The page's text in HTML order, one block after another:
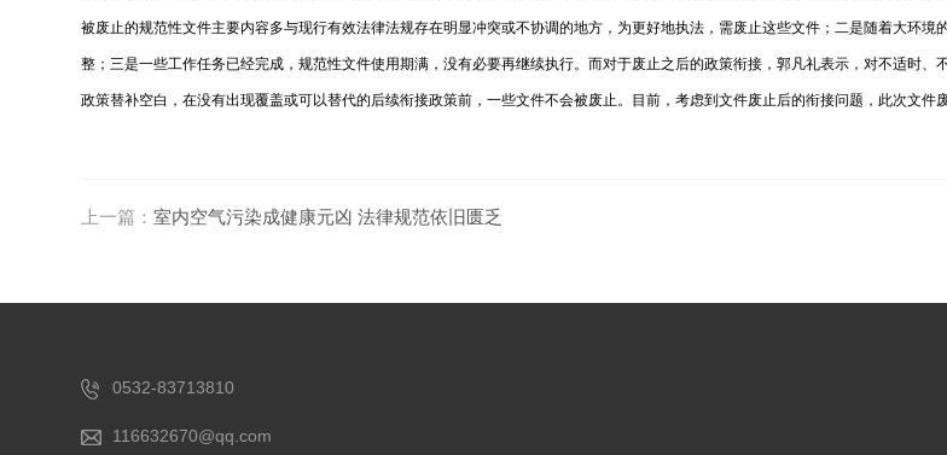
被废止的规范性文件主要内容多与现行有效法律法规存在明显冲突或不协调的地方，为更好地执法，需废止这些文件；二是随着大环
整；三是一些工作任务已经完成，规范性文件使用期满，没有必要再继续执行。而对于废止之后的政策衔接，郭凡礼表示，对不适时
政策替补空白，在没有出现覆盖或可以替代的后续衔接政策前，一些文件不会被废止。目前，考虑到文件废止后的衔接问题，此次文
上一篇：室内空气污染成健康元凶 法律规范依旧匮乏
0532-83713810
116632670@qq.com